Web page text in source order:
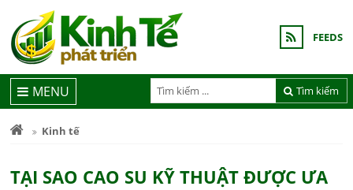
FEEDS
Tìm kiếm
MENU
Kinh tế
TẠI SAO CAO SU KỸ THUẬT ĐƯỢC ƯA